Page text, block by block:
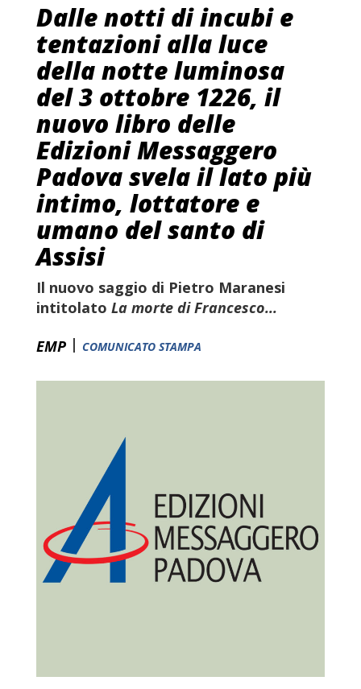
Dalle notti di incubi e
tentazioni alla luce
della notte luminosa
del 3 ottobre 1226, il
nuovo libro delle
Edizioni Messaggero
Padova svela il lato più
intimo, lottatore e
umano del santo di
Assisi
Il nuovo saggio di Pietro Maranesi
intitolato La morte di Francesco...
EMP | COMUNICATO STAMPA